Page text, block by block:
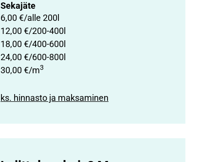
Sekajäte
6,00 €/alle 200l
12,00 €/200-400l
18,00 €/400-600l
24,00 €/600-800l
30,00 €/m3
ks. hinnasto ja maksaminen